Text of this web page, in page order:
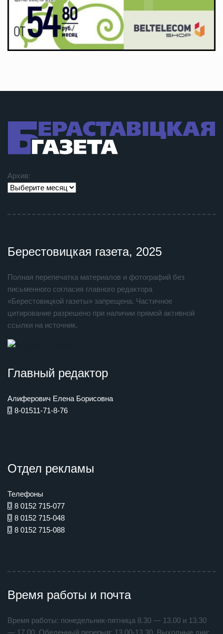
Архив:
Берестовицкая газета, 2025
Полная перепечатка материалов и фотографий без
письменного согласия главного редактора
«Берестовицкой газеты» запрещена. Частичное
цитирование разрешено при наличии прямой активной
ссылки на источник.
Главный редактор
Алиферович Елена Борисовна
8-01511-71-8-76
Отдел рекламы
Телефоны
8 0152 715-077
8 0152 715-048
8 0152 715-088
Время работы и почта
Время работы: понедельник-пятница 8.30 — 13.00 и 13.30
— 17.00. Обеденный перерыв: 13.00-13.30. Выходные дни: